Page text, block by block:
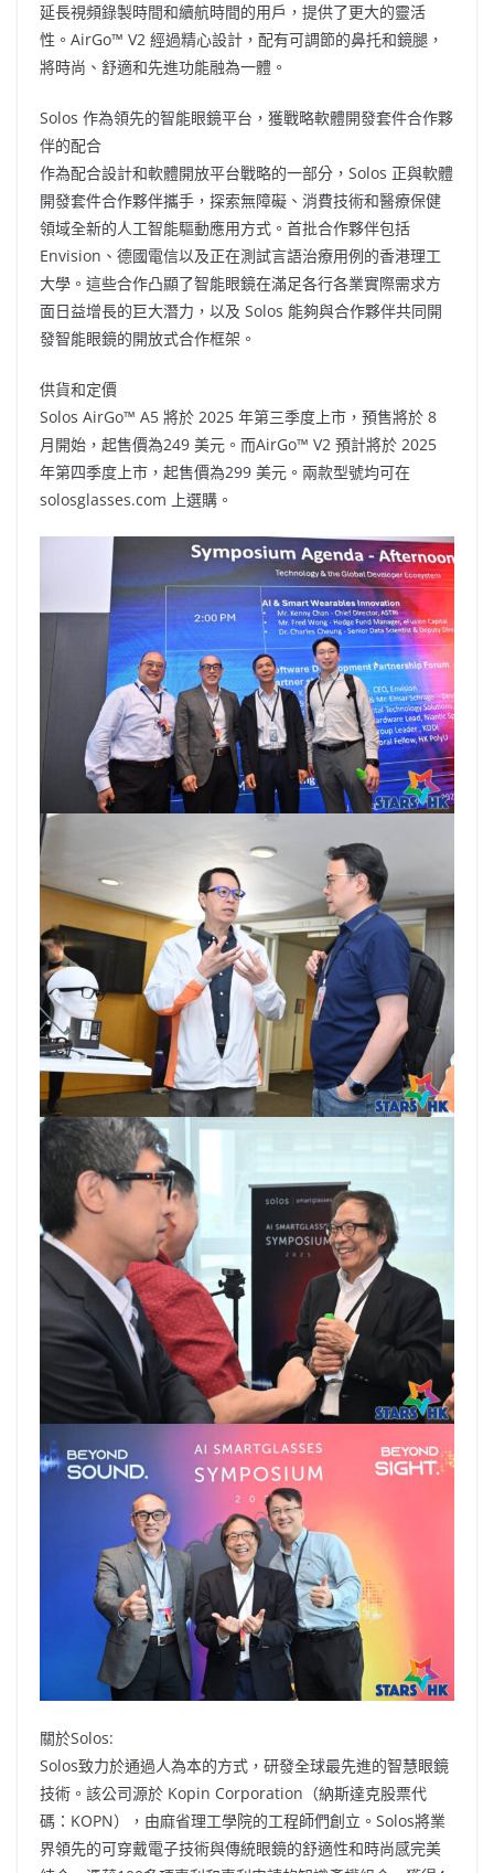
延長視頻錄製時間和續航時間的用戶，提供了更大的靈活
性。AirGo™ V2 經過精心設計，配有可調節的鼻托和鏡腿，
將時尚、舒適和先進功能融為一體。
Solos 作為領先的智能眼鏡平台，獲戰略軟體開發套件合作夥
伴的配合
作為配合設計和軟體開放平台戰略的一部分，Solos 正與軟體
開發套件合作夥伴攜手，探索無障礙、消費技術和醫療保健
領域全新的人工智能驅動應用方式。首批合作夥伴包括
Envision、德國電信以及正在測試言語治療用例的香港理工
大學。這些合作凸顯了智能眼鏡在滿足各行各業實際需求方
面日益增長的巨大潛力，以及 Solos 能夠與合作夥伴共同開
發智能眼鏡的開放式合作框架。
供貨和定價
Solos AirGo™ A5 將於 2025 年第三季度上市，預售將於 8
月開始，起售價為249 美元。而AirGo™ V2 預計將於 2025
年第四季度上市，起售價為299 美元。兩款型號均可在
solosglasses.com 上選購。
關於Solos:
Solos致力於通過人為本的方式，研發全球最先進的智慧眼鏡
技術。該公司源於 Kopin Corporation（納斯達克股票代
碼：KOPN），由麻省理工學院的工程師們創立。Solos將業
界領先的可穿戴電子技術與傳統眼鏡的舒適性和時尚感完美